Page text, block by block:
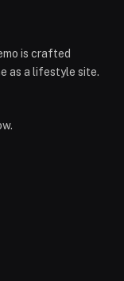
is crafted
as a lifestyle site.